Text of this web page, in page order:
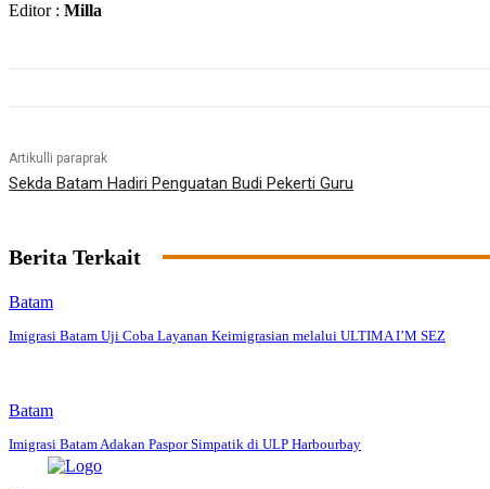
Editor : Milla
Artikulli paraprak
Sekda Batam Hadiri Penguatan Budi Pekerti Guru
Berita Terkait
Batam
Imigrasi Batam Uji Coba Layanan Keimigrasian melalui ULTIMA I’M SEZ
Batam
Imigrasi Batam Adakan Paspor Simpatik di ULP Harbourbay